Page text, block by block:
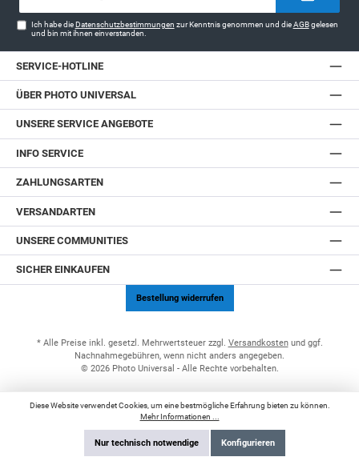
Ich habe dieDatenschutzbestimmungen zur Kenntnis genommen und dieAGBgelesen
und bin mit ihnen einverstanden.
SERVICE-HOTLINE
ÜBER PHOTO UNIVERSAL
UNSERE SERVICE ANGEBOTE
INFO SERVICE
ZAHLUNGSARTEN
VERSANDARTEN
UNSERE COMMUNITIES
SICHER EINKAUFEN
Bestellung widerrufen
* Alle Preise inkl. gesetzl. Mehrwertsteuer zzgl. Versandkostenund ggf.
Nachnahmegebühren, wenn nicht anders angegeben.
© 2026 Photo Universal - Alle Rechte vorbehalten.
Diese Website verwendet Cookies, um eine bestmögliche Erfahrung bieten zu können.
Mehr Informationen ...
Nur technisch notwendige Konfigurieren